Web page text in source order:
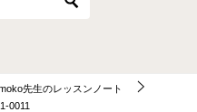
先生のレッスンノート
0011